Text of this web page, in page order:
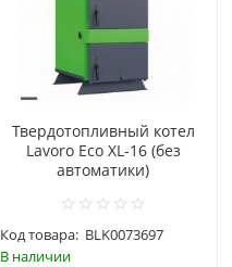
Твердотопливный котел
Lavoro Eco XL-16 (без
автоматики)
Код товара: BLK0073697
В наличии